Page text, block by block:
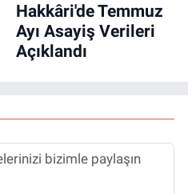
Hakkâri'de Temmuz
Ayı Asayiş Verileri
Açıklandı